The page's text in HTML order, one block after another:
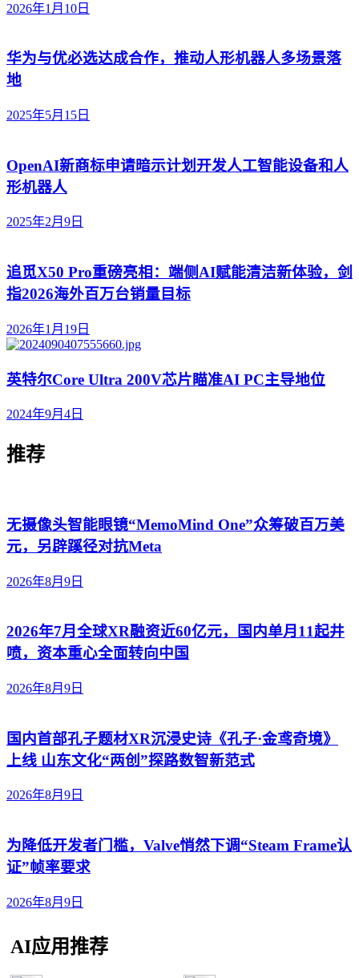
2026年1月10日
华为与优必选达成合作，推动人形机器人多场景落
地
2025年5月15日
OpenAI新商标申请暗示计划开发人工智能设备和人
形机器人
2025年2月9日
追觅X50 Pro重磅亮相：端侧AI赋能清洁新体验，剑
指2026海外百万台销量目标
2026年1月19日
英特尔Core Ultra 200V芯片瞄准AI PC主导地位
2024年9月4日
推荐
无摄像头智能眼镜“MemoMind One”众筹破百万美
元，另辟蹊径对抗Meta
2026年8月9日
2026年7月全球XR融资近60亿元，国内单月11起井
喷，资本重心全面转向中国
2026年8月9日
国内首部孔子题材XR沉浸史诗《孔子·金鸢奇境》
上线 山东文化“两创”探路数智新范式
2026年8月9日
为降低开发者门槛，Valve悄然下调“Steam Frame认
证”帧率要求
2026年8月9日
AI应用推荐